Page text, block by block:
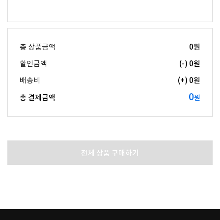
총 상품금액 0원
할인금액
(-) 0원
배송비
(+) 0원
총 결제금액
0원
전체 상품 구매하기